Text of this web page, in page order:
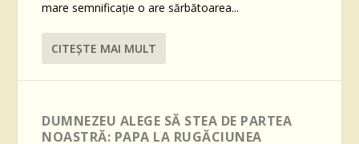
mare semnificație o are sărbătoarea...
CITEŞTE MAI MULT
DUMNEZEU ALEGE SĂ STEA DE PARTEA
NOASTRĂ: PAPA LA RUGĂCIUNEA